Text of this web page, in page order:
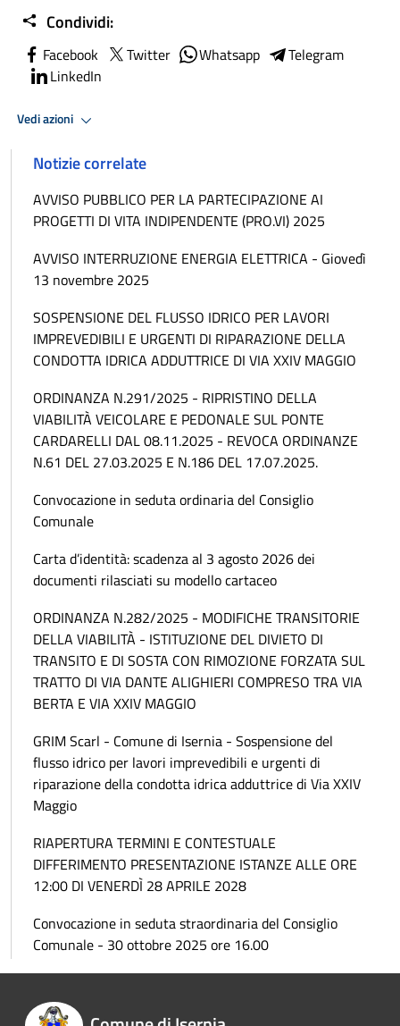
Condividi:
Facebook Twitter Whatsapp
Telegram
LinkedIn
Vedi azioni
Notizie correlate
AVVISO PUBBLICO PER LA PARTECIPAZIONE AI
PROGETTI DI VITA INDIPENDENTE (PRO.VI) 2025
AVVISO INTERRUZIONE ENERGIA ELETTRICA - Giovedì
13 novembre 2025
SOSPENSIONE DEL FLUSSO IDRICO PER LAVORI
IMPREVEDIBILI E URGENTI DI RIPARAZIONE DELLA
CONDOTTA IDRICA ADDUTTRICE DI VIA XXIV MAGGIO
ORDINANZA N.291/2025 - RIPRISTINO DELLA
VIABILITÀ VEICOLARE E PEDONALE SUL PONTE
CARDARELLI DAL 08.11.2025 - REVOCA ORDINANZE
N.61 DEL 27.03.2025 E N.186 DEL 17.07.2025.
Convocazione in seduta ordinaria del Consiglio
Comunale
Carta d’identità: scadenza al 3 agosto 2026 dei
documenti rilasciati su modello cartaceo
ORDINANZA N.282/2025 - MODIFICHE TRANSITORIE
DELLA VIABILITÀ - ISTITUZIONE DEL DIVIETO DI
TRANSITO E DI SOSTA CON RIMOZIONE FORZATA SUL
TRATTO DI VIA DANTE ALIGHIERI COMPRESO TRA VIA
BERTA E VIA XXIV MAGGIO
GRIM Scarl - Comune di Isernia - Sospensione del
flusso idrico per lavori imprevedibili e urgenti di
riparazione della condotta idrica adduttrice di Via XXIV
Maggio
RIAPERTURA TERMINI E CONTESTUALE
DIFFERIMENTO PRESENTAZIONE ISTANZE ALLE ORE
12:00 DI VENERDÌ 28 APRILE 2028
Convocazione in seduta straordinaria del Consiglio
Comunale - 30 ottobre 2025 ore 16.00